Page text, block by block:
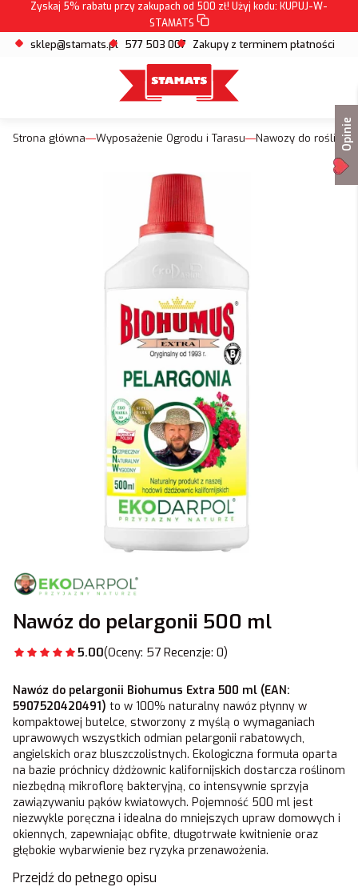
Zyskaj 5% rabatu przy zakupach od 500 zł! Użyj kodu: KUPUJ-W-
STAMATS
sklep@stamats.pl 577 503 007 Zakupy z terminem płatności
Strona główna Wyposażenie Ogrodu i Tarasu Nawozy do roślin
Nawóz do pelargonii 500 ml
5.00(Oceny: 57 Recenzje: 0)
Nawóz do pelargonii Biohumus Extra 500 ml (EAN:
5907520420491) to w 100% naturalny nawóz płynny w
kompaktowej butelce, stworzony z myślą o wymaganiach
uprawowych wszystkich odmian pelargonii rabatowych,
angielskich oraz bluszczolistnych. Ekologiczna formuła oparta
na bazie próchnicy dżdżownic kalifornijskich dostarcza roślinom
niezbędną mikroflorę bakteryjną, co intensywnie sprzyja
zawiązywaniu pąków kwiatowych. Pojemność 500 ml jest
niezwykle poręczna i idealna do mniejszych upraw domowych i
okiennych, zapewniając obfite, długotrwałe kwitnienie oraz
głębokie wybarwienie bez ryzyka przenawożenia.
Przejdź do pełnego opisu
Opinie